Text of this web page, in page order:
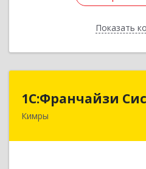
Показать
1С:Франчайзи
Кимры